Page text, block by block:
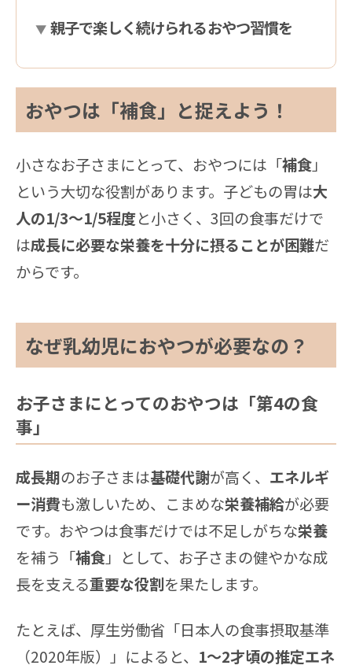
親子で楽しく続けられるおやつ習慣を
おやつは「補食」と捉えよう！
小さなお子さまにとって、おやつには「補食」
という大切な役割があります。子どもの胃は大
人の1/3～1/5程度と小さく、3回の食事だけで
は成長に必要な栄養を十分に摂ることが困難だ
からです。
なぜ乳幼児におやつが必要なの？
お子さまにとってのおやつは「第4の食
事」
成長期のお子さまは基礎代謝が高く、 エネルギ
ー消費も激しいため、こまめな栄養補給が必要
です。おやつは食事だけでは不足しがちな栄養
を補う「補食」として、お子さまの健やかな成
長を支える重要な役割を果たします。
たとえば、厚生労働省「日本人の食事摂取基準
（2020年版）」によると、 1〜2才頃の推定エネ